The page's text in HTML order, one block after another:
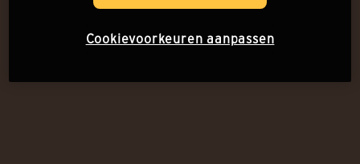
Cookievoorkeuren aanpassen